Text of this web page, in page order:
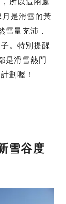
所以這兩處
是滑雪的黃
雪量充沛，
。特別提醒
是滑雪熱門
劃喔！
雪谷度